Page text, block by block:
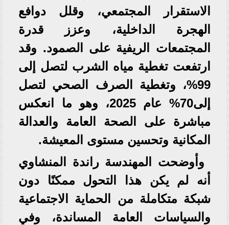
الاستقرار المجتمعي، وقلل دوافع
الهجرة الداخلية، وعزز قدرة
المجتمعات الريفية على الصمود. وقد
ارتفعت تغطية مياه الشرب لتصل إلى
99%، وتغطية الصرف الصحي لتصل
إلى70% عام 2025، وهو ما انعكس
مباشرة على الصحة العامة والعدالة
المكانية وتحسين مستوى المعيشة.
وأوضحت المهندسة راندة المنشاوي
أنه لم يكن هذا التحول ممكنًا دون
شبكة متكاملة من الحماية الاجتماعية
والسياسات العامة المساندة، وفي